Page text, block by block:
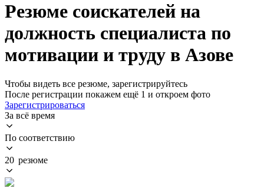
Резюме соискателей на
должность специалиста по
мотивации и труду в Азове
Чтобы видеть все резюме, зарегистрируйтесь
После регистрации покажем ещё 1 и откроем фото
Зарегистрироваться
За всё время
По соответствию
20 резюме